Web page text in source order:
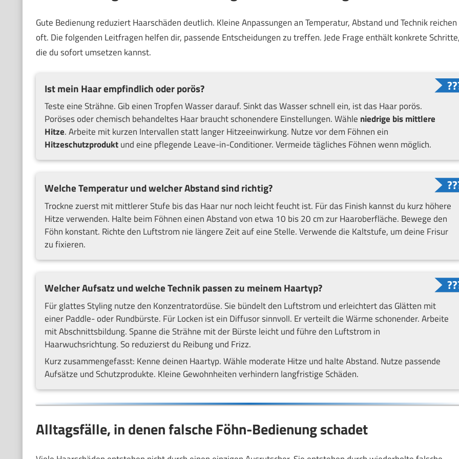
Gute Bedienung reduziert Haarschäden deutlich. Kleine Anpassungen an Temperatur, Abstand und Technik reichen
oft. Die folgenden Leitfragen helfen dir, passende Entscheidungen zu treffen. Jede Frage enthält konkrete
die du sofort umsetzen kannst.
Ist mein Haar empfindlich oder porös?
Teste eine Strähne. Gib einen Tropfen Wasser darauf. Sinkt das Wasser schnell ein, ist das Haar porös.
Poröses oder chemisch behandeltes Haar braucht schonendere Einstellungen. Wähle niedrige bis mittlere
Hitze. Arbeite mit kurzen Intervallen statt langer Hitzeeinwirkung. Nutze vor dem Föhnen ein
Hitzeschutzproduktund eine pflegende Leave-in-Conditioner. Vermeide tägliches Föhnen wenn möglich.
Welche Temperatur und welcher Abstand sind richtig?
Trockne zuerst mit mittlerer Stufe bis das Haar nur noch leicht feucht ist. Für das Finish kannst du kurz höhere
Hitze verwenden. Halte beim Föhnen einen Abstand von etwa 10 bis 20 cm zur Haaroberfläche. Bewege den
Föhn konstant. Richte den Luftstrom nie längere Zeit auf eine Stelle. Verwende die Kaltstufe, um deine Frisur
zu fixieren.
Welcher Aufsatz und welche Technik passen zu meinem Haartyp?
Für glattes Styling nutze den Konzentratordüse. Sie bündelt den Luftstrom und erleichtert das Glätten mit
einer Paddle- oder Rundbürste. Für Locken ist ein Diffusor sinnvoll. Er verteilt die Wärme schonender. Arbeite
mit Abschnittsbildung. Spanne die Strähne mit der Bürste leicht und führe den Luftstrom in
Haarwuchsrichtung. So reduzierst du Reibung und Frizz.
Kurz zusammengefasst: Kenne deinen Haartyp. Wähle moderate Hitze und halte Abstand. Nutze passende
Aufsätze und Schutzprodukte. Kleine Gewohnheiten verhindern langfristige Schäden.
Alltagsfälle, in denen falsche Föhn-Bedienung schadet